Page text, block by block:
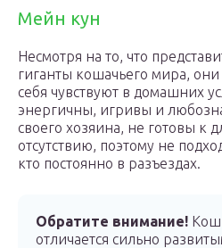
Мейн кун
Несмотря на то, что
гиганты кошачьего мира,
себя чувствуют в домашних
энергичны, игривы и
своего хозяина, не готовы к
отсутствию, поэтому не
кто постоянно в разъездах.
Обратите внимание!
отличается сильно